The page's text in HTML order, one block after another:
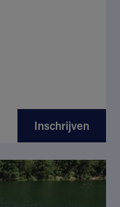
Inschrijven